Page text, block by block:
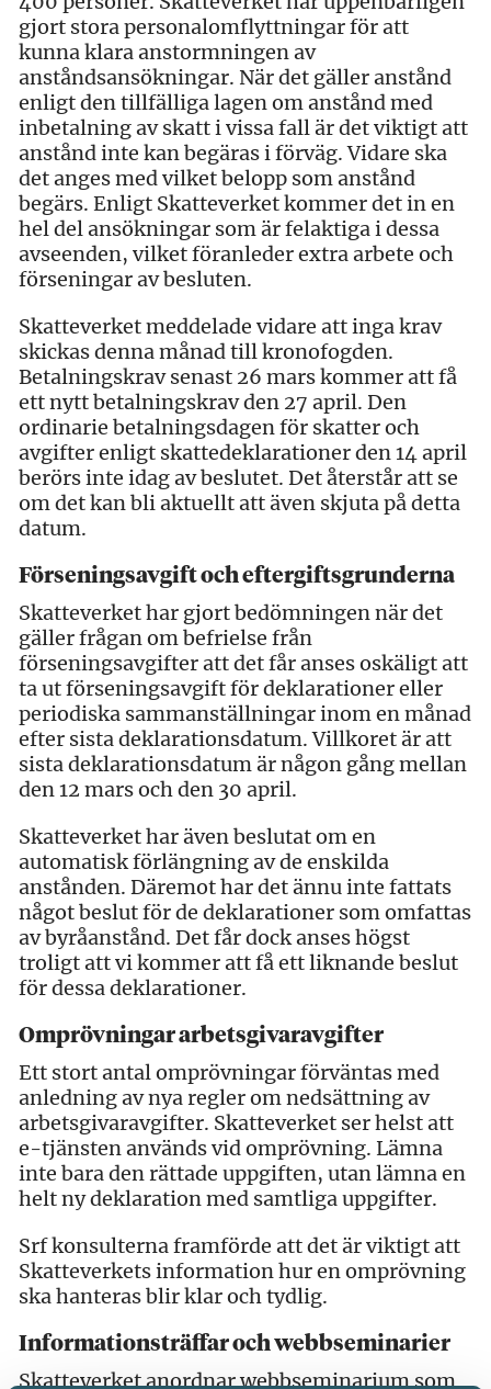
gjort stora personalomflyttningar för att
kunna klara anstormningen av
anståndsansökningar. När det gäller anstånd
enligt den tillfälliga lagen om anstånd med
inbetalning av skatt i vissa fall är det viktigt att
anstånd inte kan begäras i förväg. Vidare ska
det anges med vilket belopp som anstånd
begärs. Enligt Skatteverket kommer det in en
hel del ansökningar som är felaktiga i dessa
avseenden, vilket föranleder extra arbete och
förseningar av besluten.
Skatteverket meddelade vidare att inga krav
skickas denna månad till kronofogden.
Betalningskrav senast 26 mars kommer att få
ett nytt betalningskrav den 27 april. Den
ordinarie betalningsdagen för skatter och
avgifter enligt skattedeklarationer den 14 april
berörs inte idag av beslutet. Det återstår att se
om det kan bli aktuellt att även skjuta på detta
datum.
Förseningsavgift och eftergiftsgrunderna
Skatteverket har gjort bedömningen när det
gäller frågan om befrielse från
förseningsavgifter att det får anses oskäligt att
ta ut förseningsavgift för deklarationer eller
periodiska sammanställningar inom en månad
efter sista deklarationsdatum. Villkoret är att
sista deklarationsdatum är någon gång mellan
den 12 mars och den 30 april.
Skatteverket har även beslutat om en
automatisk förlängning av de enskilda
anstånden. Däremot har det ännu inte fattats
något beslut för de deklarationer som omfattas
av byråanstånd. Det får dock anses högst
troligt att vi kommer att få ett liknande beslut
för dessa deklarationer.
Omprövningar arbetsgivaravgifter
Ett stort antal omprövningar förväntas med
anledning av nya regler om nedsättning av
arbetsgivaravgifter. Skatteverket ser helst att
e-tjänsten används vid omprövning. Lämna
inte bara den rättade uppgiften, utan lämna en
helt ny deklaration med samtliga uppgifter.
Srf konsulterna framförde att det är viktigt att
Skatteverkets information hur en omprövning
ska hanteras blir klar och tydlig.
Informationsträffar och webbseminarier
Skatteverket anordnar webbseminarium som